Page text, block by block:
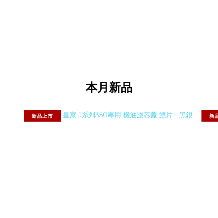
本月新品
新品上市 新